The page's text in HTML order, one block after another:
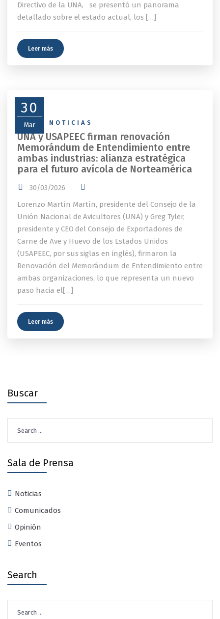
Directivo de la UNA, se presentó un panorama
detallado sobre el estado actual, los […]
Leer más
30
Mar
NEWS NOTICIAS
UNA y USAPEEC firman renovación
Memorándum de Entendimiento entre
ambas industrias: alianza estratégica
para el futuro avícola de Norteamérica
30/03/2026
Lorenzo Martín Martín, presidente del Consejo de la
Unión Nacional de Avicultores (UNA) y Greg Tyler,
presidente y CEO del Consejo de Exportadores de
Carne de Ave y Huevo de los Estados Unidos
(USAPEEC, por sus siglas en inglés), firmaron la
Renovación del Memorándum de Entendimiento entre
ambas organizaciones, lo que representa un nuevo
paso hacia el[…]
Leer más
Buscar
for:
Sala de Prensa
Noticias
Comunicados
Opinión
Eventos
Search
for: